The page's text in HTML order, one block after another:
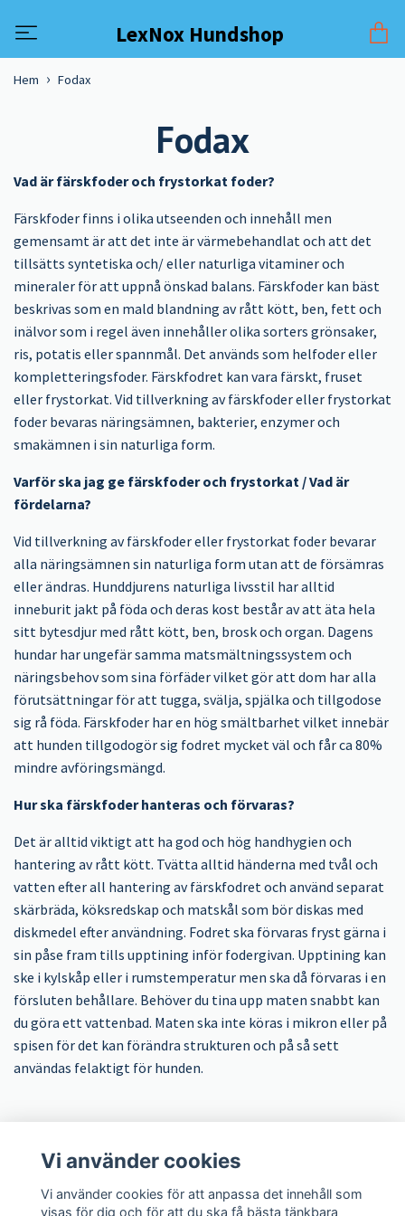
LexNox Hundshop
Hem Fodax
Fodax
Vad är färskfoder och frystorkat foder?
Färskfoder finns i olika utseenden och innehåll men
gemensamt är att det inte är värmebehandlat och att det
tillsätts syntetiska och/ eller naturliga vitaminer och
mineraler för att uppnå önskad balans. Färskfoder kan bäst
beskrivas som en mald blandning av rått kött, ben, fett och
inälvor som i regel även innehåller olika sorters grönsaker,
ris, potatis eller spannmål. Det används som helfoder eller
kompletteringsfoder. Färskfodret kan vara färskt, fruset
eller frystorkat. Vid tillverkning av färskfoder eller frystorkat
foder bevaras näringsämnen, bakterier, enzymer och
smakämnen i sin naturliga form.
Varför ska jag ge färskfoder och frystorkat / Vad är
fördelarna?
Vid tillverkning av färskfoder eller frystorkat foder bevarar
alla näringsämnen sin naturliga form utan att de försämras
eller ändras. Hunddjurens naturliga livsstil har alltid
inneburit jakt på föda och deras kost består av att äta hela
sitt bytesdjur med rått kött, ben, brosk och organ. Dagens
hundar har ungefär samma matsmältningssystem och
näringsbehov som sina förfäder vilket gör att dom har alla
förutsättningar för att tugga, svälja, spjälka och tillgodose
sig rå föda. Färskfoder har en hög smältbarhet vilket innebär
att hunden tillgodogör sig fodret mycket väl och får ca 80%
mindre avföringsmängd.
Hur ska färskfoder hanteras och förvaras?
Det är alltid viktigt att ha god och hög handhygien och
hantering av rått kött. Tvätta alltid händerna med tvål och
vatten efter all hantering av färskfodret och använd separat
skärbräda, köksredskap och matskål som bör diskas med
diskmedel efter användning. Fodret ska förvaras fryst gärna i
sin påse fram tills upptining inför fodergivan. Upptining kan
ske i kylskåp eller i rumstemperatur men ska då förvaras i en
försluten behållare. Behöver du tina upp maten snabbt kan
du göra ett vattenbad. Maten ska inte köras i mikron eller på
spisen för det kan förändra strukturen och på så sett
användas felaktigt för hunden.
LexNox Hundshop
Vi använder cookies
Vi använder cookies för att anpassa det innehåll som
visas för dig och för att du ska få bästa tänkbara